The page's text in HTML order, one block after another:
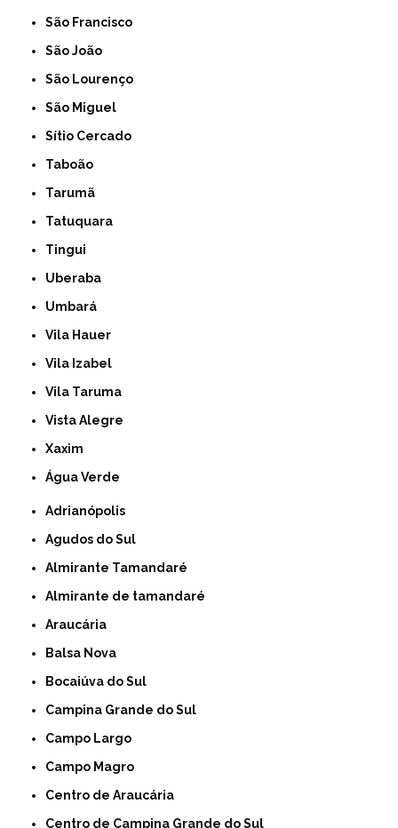
São Francisco
São João
São Lourenço
São Miguel
Sítio Cercado
Taboão
Tarumã
Tatuquara
Tingui
Uberaba
Umbará
Vila Hauer
Vila Izabel
Vila Taruma
Vista Alegre
Xaxim
Água Verde
Adrianópolis
Agudos do Sul
Almirante Tamandaré
Almirante de tamandaré
Araucária
Balsa Nova
Bocaiúva do Sul
Campina Grande do Sul
Campo Largo
Campo Magro
Centro de Araucária
Centro de Campina Grande do Sul